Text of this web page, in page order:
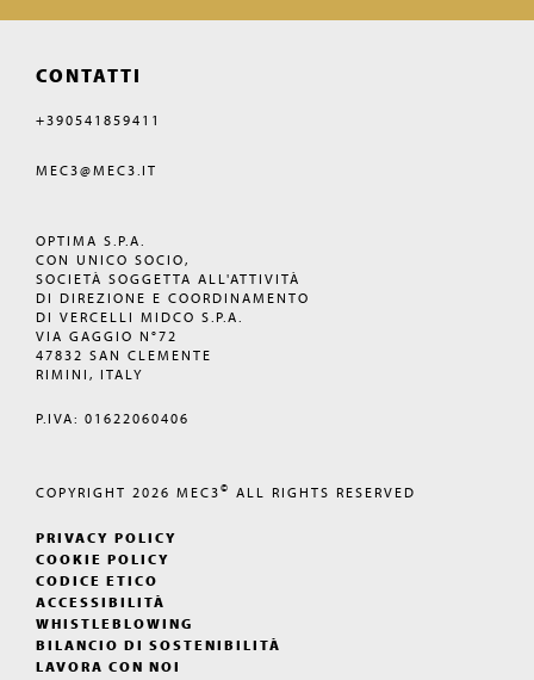
CONTATTI
+390541859411
MEC3@MEC3.IT
OPTIMA S.P.A.
CON UNICO SOCIO,
SOCIETÀ SOGGETTA ALL'ATTIVITÀ
DI DIREZIONE E COORDINAMENTO
DI VERCELLI MIDCO S.P.A.
VIA GAGGIO N°72
47832 SAN CLEMENTE
RIMINI, ITALY
P.IVA: 01622060406
COPYRIGHT 2026 MEC3© ALL RIGHTS RESERVED
PRIVACY POLICY
COOKIE POLICY
CODICE ETICO
ACCESSIBILITÀ
WHISTLEBLOWING
BILANCIO DI SOSTENIBILITÀ
LAVORA CON NOI